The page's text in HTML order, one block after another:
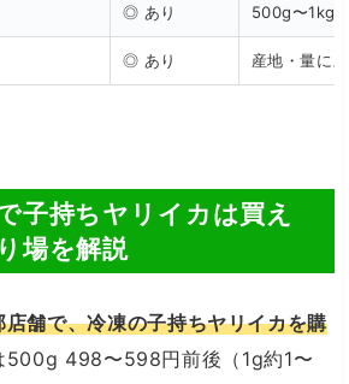
◎ あり 500g〜1kg
◎ あり 産地・量に
子持ちヤリイカは買え
場を解説
舗で、冷凍の子持ちヤリイカを購
500g 498〜598円前後（1g約1〜